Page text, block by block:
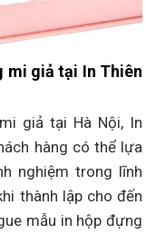
mi giả tại In Thiên
giả tại Hà Nội, In
hàng có thể lựa
nghiệm trong lĩnh
thành lập cho đến
mẫu in hộp đựng